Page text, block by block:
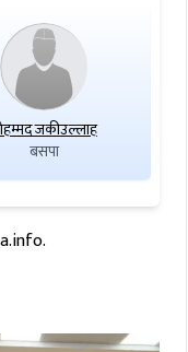
जकीउल्लाह
बसपा